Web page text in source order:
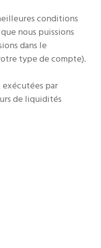
conditions
nous puissions
dans le
type de compte).
par
de liquidités